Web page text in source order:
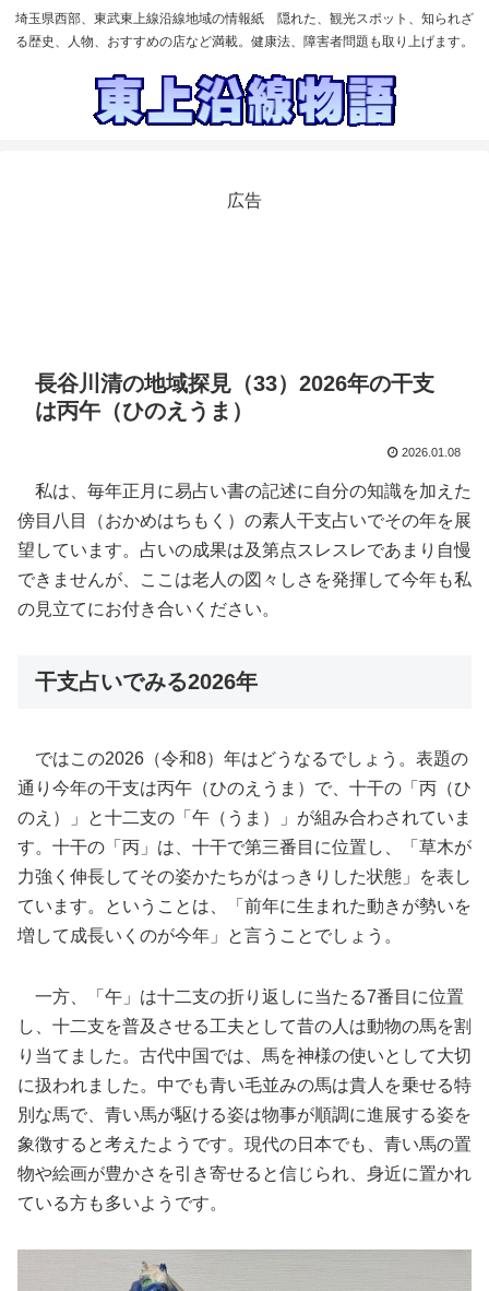
埼玉県西部、東武東上線沿線地域の情報紙 隠れた、観光スポット、知られざ
る歴史、人物、おすすめの店など満載。健康法、障害者問題も取り上げます。
広告
長谷川清の地域探見（33）2026年の干支
は丙午（ひのえうま）
2026.01.08
私は、毎年正月に易占い書の記述に自分の知識を加えた
傍目八目（おかめはちもく）の素人干支占いでその年を展
望しています。占いの成果は及第点スレスレであまり自慢
できませんが、ここは老人の図々しさを発揮して今年も私
の見立てにお付き合いください。
干支占いでみる2026年
ではこの2026（令和8）年はどうなるでしょう。表題の
通り今年の干支は丙午（ひのえうま）で、十干の「丙（ひ
のえ）」と十二支の「午（うま）」が組み合わされていま
す。十干の「丙」は、十干で第三番目に位置し、「草木が
力強く伸長してその姿かたちがはっきりした状態」を表し
ています。ということは、「前年に生まれた動きが勢いを
増して成長いくのが今年」と言うことでしょう。
一方、「午」は十二支の折り返しに当たる7番目に位置
し、十二支を普及させる工夫として昔の人は動物の馬を割
り当てました。古代中国では、馬を神様の使いとして大切
に扱われました。中でも青い毛並みの馬は貴人を乗せる特
別な馬で、青い馬が駆ける姿は物事が順調に進展する姿を
象徴すると考えたようです。現代の日本でも、青い馬の置
物や絵画が豊かさを引き寄せると信じられ、身近に置かれ
ている方も多いようです。